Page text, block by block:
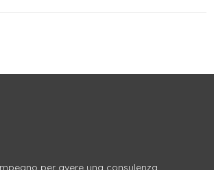
per avere una consulenza